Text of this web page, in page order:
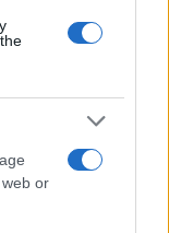
or
questo
la
a